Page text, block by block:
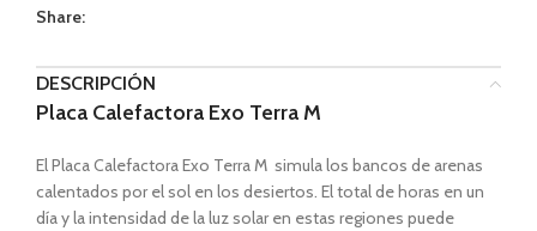
Share:
DESCRIPCIÓN
Placa Calefactora Exo Terra M
El Placa Calefactora Exo Terra M simula los bancos de arenas
calentados por el sol en los desiertos. El total de horas en un
día y la intensidad de la luz solar en estas regiones puede